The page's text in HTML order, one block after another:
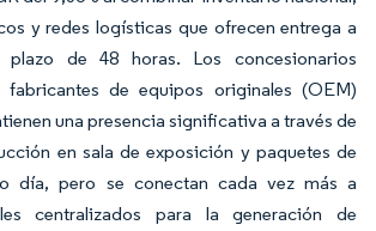
y redes logísticas que ofrecen entrega a
de 48 horas. Los concesionarios
fabricantes de equipos originales (OEM)
una presencia significativa a través de
en sala de exposición y paquetes de
día, pero se conectan cada vez más a
centralizados para la generación de